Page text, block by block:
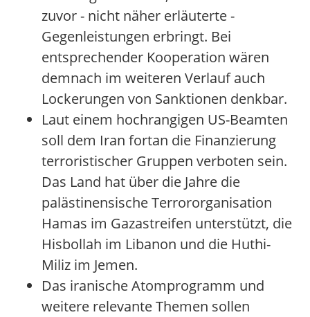
zuvor - nicht näher erläuterte -
Gegenleistungen erbringt. Bei
entsprechender Kooperation wären
demnach im weiteren Verlauf auch
Lockerungen von Sanktionen denkbar.
Laut einem hochrangigen US-Beamten
soll dem Iran fortan die Finanzierung
terroristischer Gruppen verboten sein.
Das Land hat über die Jahre die
palästinensische Terrororganisation
Hamas im Gazastreifen unterstützt, die
Hisbollah im Libanon und die Huthi-
Miliz im Jemen.
Das iranische Atomprogramm und
weitere relevante Themen sollen